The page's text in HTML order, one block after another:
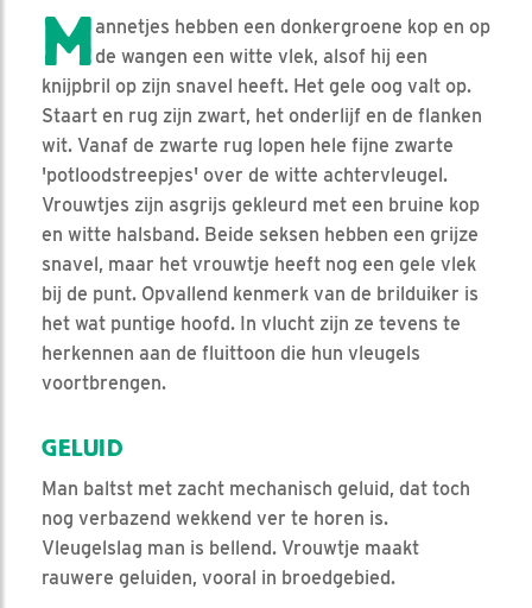
M annetjes hebben een donkergroene kop en op
de wangen een witte vlek, alsof hij een
knijpbril op zijn snavel heeft. Het gele oog valt op.
Staart en rug zijn zwart, het onderlijf en de flanken
wit. Vanaf de zwarte rug lopen hele fijne zwarte
'potloodstreepjes' over de witte achtervleugel.
Vrouwtjes zijn asgrijs gekleurd met een bruine kop
en witte halsband. Beide seksen hebben een grijze
snavel, maar het vrouwtje heeft nog een gele vlek
bij de punt. Opvallend kenmerk van de brilduiker is
het wat puntige hoofd. In vlucht zijn ze tevens te
herkennen aan de fluittoon die hun vleugels
voortbrengen.
GELUID
Man baltst met zacht mechanisch geluid, dat toch
nog verbazend wekkend ver te horen is.
Vleugelslag man is bellend. Vrouwtje maakt
rauwere geluiden, vooral in broedgebied.